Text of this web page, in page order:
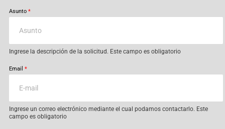
Asunto *
Ingrese la descripción de la solicitud. Este campo es obligatorio
Email *
Ingrese un correo electrónico mediante el cual podamos contactarlo. Este
campo es obligatorio